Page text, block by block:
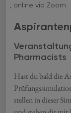
, online via Zoom
Pharmacists
Hast du bald die
stellen in dieser